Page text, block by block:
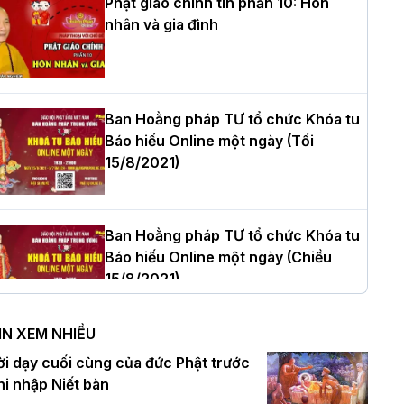
thượng Thích Quảng Tùng tái đắc
Trưởng BTS GHPGVN thành phố Hải
nhiệm kỳ 2026 – 2031
tọa Thích Tâm Chính được suy
tân Trưởng ban Trị sự GHPGVN tỉnh
Nội: Tăng Ni Trường hạ Bồ Đề trang
tác pháp Tiền an cư PL.2570 –
nhân và gia đình
Ban Hoằng pháp TƯ tổ chức Khóa tu
Báo hiếu Online một ngày (Tối
15/8/2021)
Ban Hoằng pháp TƯ tổ chức Khóa tu
Báo hiếu Online một ngày (Chiều
15/8/2021)
Ban Hoằng pháp TƯ tổ chức Khóa tu
Báo hiếu Online một ngày (Sáng
15/8/2021)
XEM NHIỀU
dạy cuối cùng của đức Phật trước
nhập Niết bàn